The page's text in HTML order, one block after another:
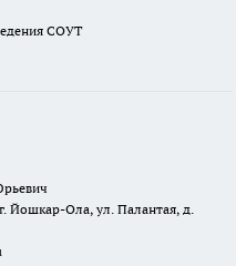
СОУТ
Йошкар-Ола, ул. Палантая, д.